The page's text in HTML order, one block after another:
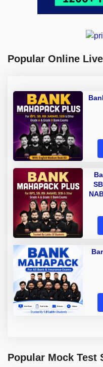
Popular Online
Popular Mock Test